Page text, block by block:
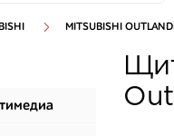
MITSUBISHI